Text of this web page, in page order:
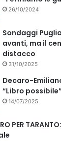
26/10/2024
Sondaggi
avanti, ma il
distacco
31/10/2025
Decaro-
“Libro
14/07/2025
PER